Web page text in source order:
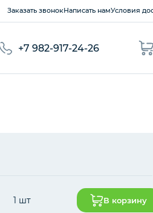
Заказать звонокНаписать намУсловия
+7 982-917-24-26
1 шт В корзину